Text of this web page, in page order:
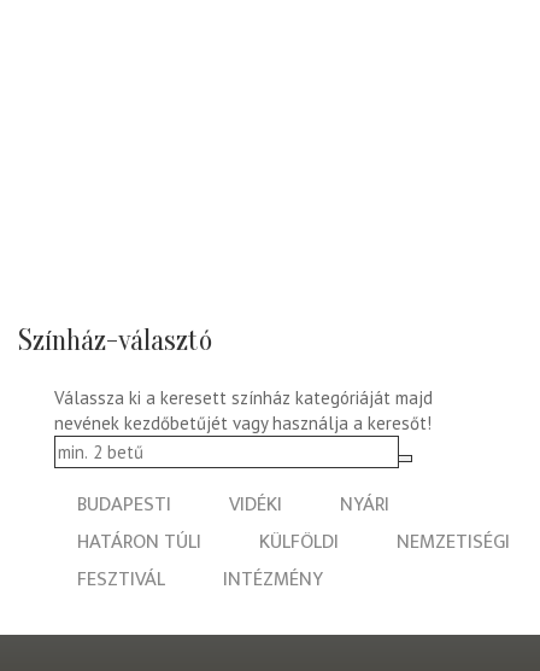
Színház-választó
Válassza ki a keresett színház kategóriáját majd
nevének kezdőbetűjét vagy használja a keresőt!
BUDAPESTI VIDÉKI
NYÁRI
HATÁRON TÚLI
KÜLFÖLDI
NEMZETISÉGI
FESZTIVÁL
INTÉZMÉNY